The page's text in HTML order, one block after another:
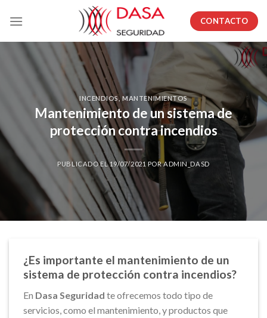
CONTACTO
INCENDIOS,MANTENIMIENTOS
Mantenimiento de un sistema de
protección contra incendios
PUBLICADO EL19/07/2021 PORADMIN_DASD
¿Es importante el mantenimiento de un
sistema de protección contra incendios?
En Dasa Seguridad te ofrecemos todo tipo de
servicios, como el mantenimiento, y productos que